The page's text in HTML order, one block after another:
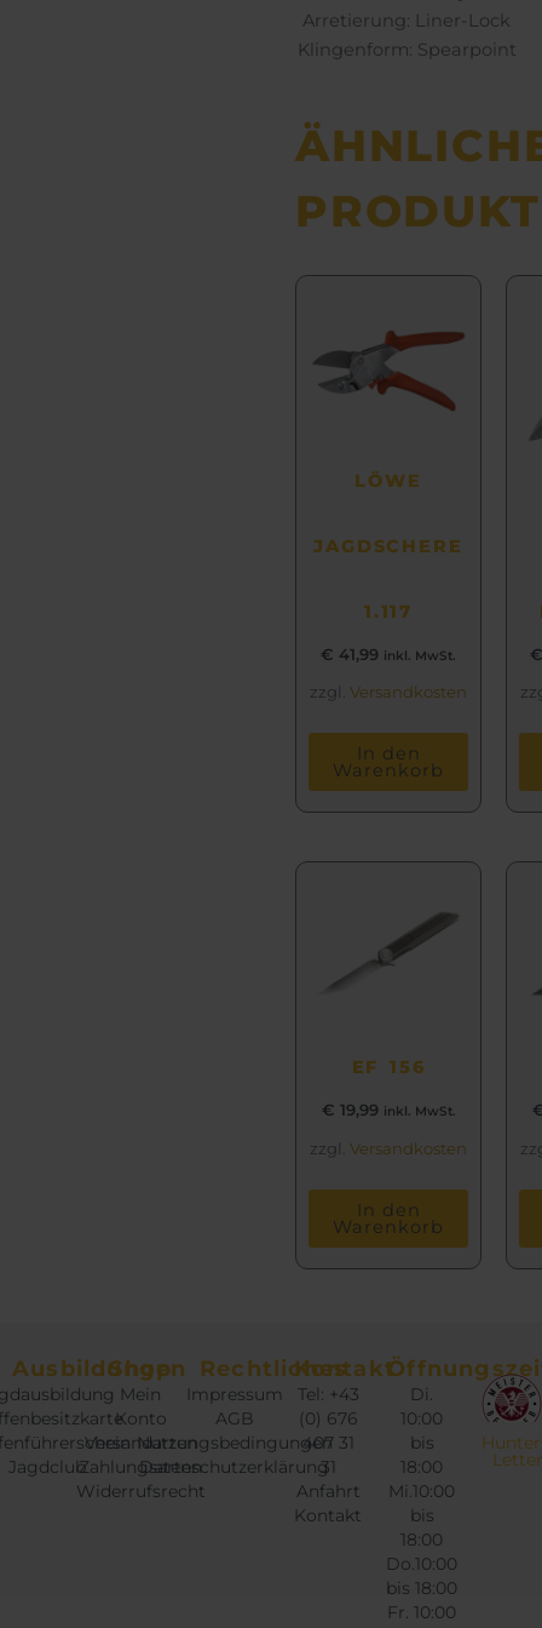
Arretierung: Liner-Lock
Klingenform: Spearpoint
LÖWE
JAGDSCHERE
1.117
€ 41,99 inkl. MwSt.
zzgl. Versandkosten
In den
Warenkorb
€
EF 156
€ 19,99 inkl. MwSt.
zzgl. Versandkosten
In den
Warenkorb
Ausbildungen
Jagdclub
Shop
Mein
Konto
Versandarten
Zahlungsarten
Widerrufsrecht
Rechtliches
Impressum
AGB
Nutzungsbedingungen
Datenschutzerklärung
Kontakt
Tel: +43
(0) 676
407 31
31
Anfahrt
Kontakt
Di.
10:00
bis
18:00
Mi.10:00
bis
18:00
Do.10:00
bis 18:00
Fr. 10:00